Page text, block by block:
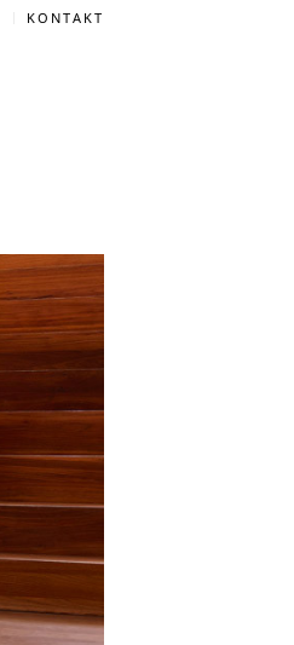
KONTAKT